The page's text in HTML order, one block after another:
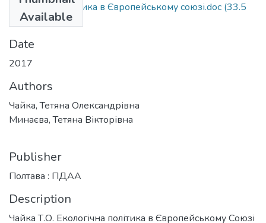
Available
екологічна політика в Європейському союзі.doc (33.5
KB)
Date
2017
Authors
Чайка, Тетяна Олександрівна
Минаєва, Тетяна Вікторівна
Publisher
Полтава : ПДАА
Description
Чайка Т.О. Екологічна політика в Європейському Союзі